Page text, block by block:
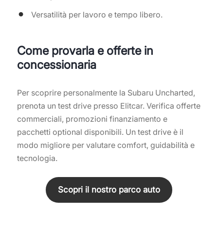
Versatilità per lavoro e tempo libero.
Come provarla e offerte in
concessionaria
Per scoprire personalmente la Subaru Uncharted,
prenota un test drive presso Elitcar. Verifica offerte
commerciali, promozioni finanziamento e
pacchetti optional disponibili. Un test drive è il
modo migliore per valutare comfort, guidabilità e
tecnologia.
Scopri il nostro parco auto